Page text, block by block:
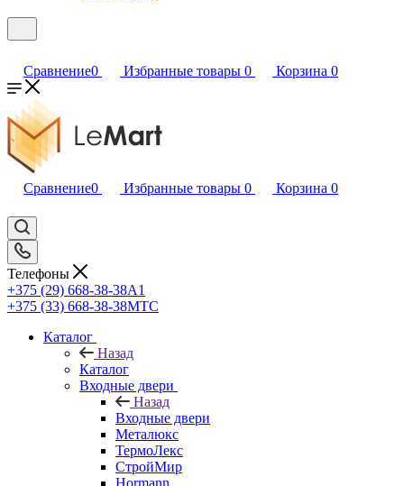
Сравнение0 Избранные товары 0 Корзина 0
Сравнение0 Избранные товары 0 Корзина 0
Телефоны
+375 (29) 668-38-38A1
+375 (33) 668-38-38МТС
Каталог
Назад
Каталог
Входные двери
Назад
Входные двери
Металюкс
ТермоЛекс
СтройМир
Hormann